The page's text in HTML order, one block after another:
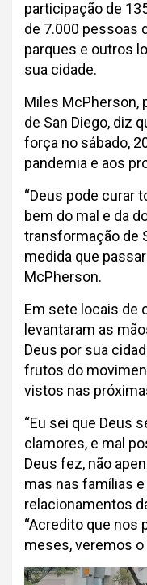
participação de
de 7.000 pessoas
parques e outros
sua cidade.
Miles McPherson,
de San Diego, diz
força no sábado,
pandemia e aos
“Deus pode curar
bem do mal e da
transformação de
medida que
McPherson.
Em sete locais de
levantaram as
Deus por sua
frutos do
vistos nas
“Eu sei que Deus
clamores, e mal
Deus fez, não
mas nas famílias
relacionamentos
“Acredito que nos
meses, veremos